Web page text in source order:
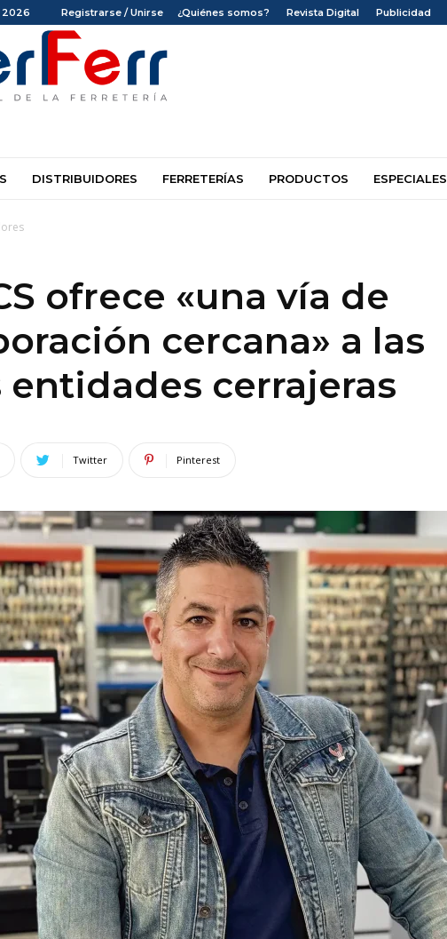
2026 Registrarse / Unirse ¿Quiénes somos? Revista Digital Publicidad
Iberferr
DISTRIBUIDORES FERRETERÍAS PRODUCTOS ESPECIALES
ofrece «una vía de
cercana» a las
entidades cerrajeras
Twitter Pinterest